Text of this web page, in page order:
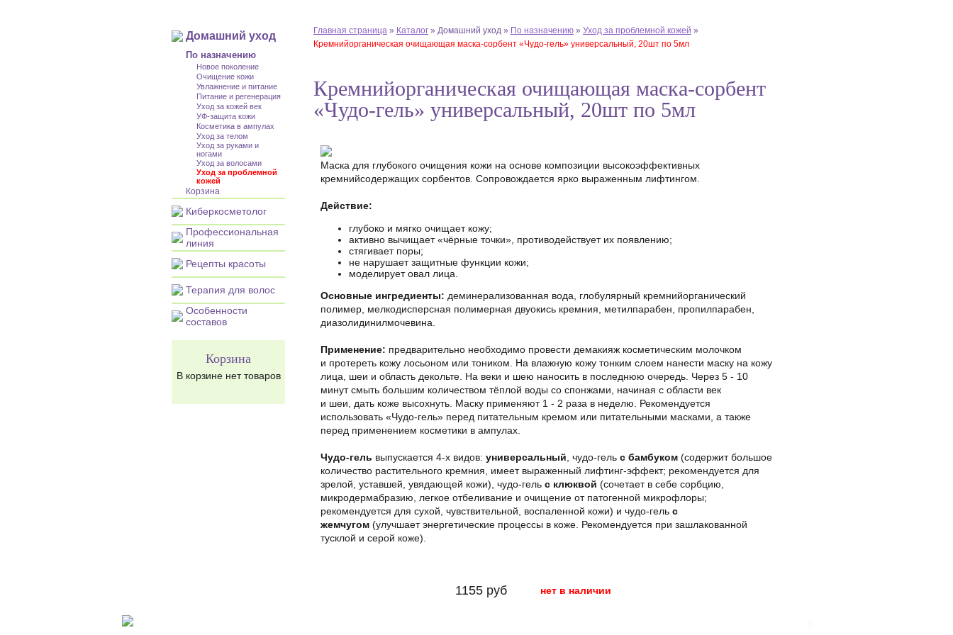
Домашний уход
По назначению
Новое поколение
Очищение кожи
Увлажнение и питание
Питание и регенерация
Уход за кожей век
УФ-защита кожи
Косметика в ампулах
Уход за телом
Уход за руками и
ногами
Уход за волосами
Уход за проблемной
кожей
Корзина
Киберкосметолог
Профессиональная
линия
Рецепты красоты
Терапия для волос
Особенности
составов
Корзина
В корзине нет товаров
Главная страница » Каталог » Домашний уход » По назначению » Уход за проблемной кожей »
Кремнийорганическая очищающая маска-сорбент «Чудо-гель» универсальный, 20шт по 5мл
Кремнийорганическая очищающая маска-сорбент
«Чудо-гель» универсальный, 20шт по 5мл
Маска для глубокого очищения кожи на основе композиции высокоэффективных
кремнийсодержащих сорбентов. Сопровождается ярко выраженным лифтингом.
Действие:
глубоко и мягко очищает кожу;
активно вычищает «чёрные точки», противодействует их появлению;
стягивает поры;
не нарушает защитные функции кожи;
моделирует овал лица.
Основные ингредиенты: деминерализованная вода, глобулярный кремнийорганический
полимер, мелкодисперсная полимерная двуокись кремния, метилпарабен, пропилпарабен,
диазолидинилмочевина.
Применение: предварительно необходимо провести демакияж косметическим молочком
и протереть кожу лосьоном или тоником. На влажную кожу тонким слоем нанести маску на кожу
лица, шеи и область декольте. На веки и шею наносить в последнюю очередь. Через 5 - 10
минут смыть большим количеством тёплой воды со спонжами, начиная с области век
и шеи, дать коже высохнуть. Маску применяют 1 - 2 раза в неделю. Рекомендуется
использовать «Чудо-гель» перед питательным кремом или питательными масками, а также
перед применением косметики в ампулах.
Чудо-гель выпускается 4-х видов: универсальный , чудо-гель с бамбуком (содержит большое
количество растительного кремния, имеет выраженный лифтинг-эффект; рекомендуется для
зрелой, уставшей, увядающей кожи), чудо-гель с клюквой (сочетает в себе сорбцию,
микродермабразию, легкое отбеливание и очищение от патогенной микрофлоры;
рекомендуется для сухой, чувствительной, воспаленной кожи) и чудо-гель с
жемчугом (улучшает энергетические процессы в коже. Рекомендуется при зашлакованной
тусклой и серой коже).
1155 руб нет в наличии